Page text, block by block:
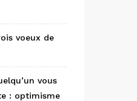
voeux de
vous
: optimisme